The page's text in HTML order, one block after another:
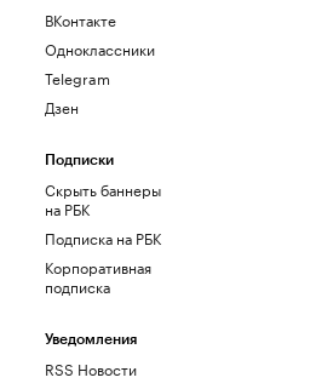
ВКонтакте
Одноклассники
Telegram
Дзен
Подписки
Скрыть баннеры
на РБК
Подписка на РБК
Корпоративная
подписка
Уведомления
RSS Новости